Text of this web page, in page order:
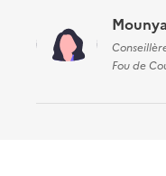
Mounya
Fou de